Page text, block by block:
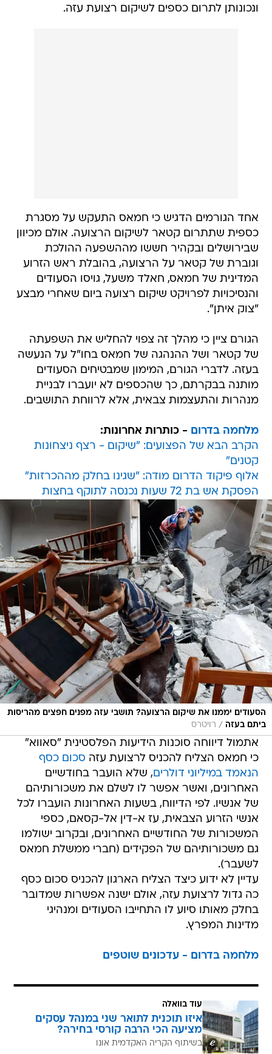
ונכונותן לתרום כספים לשיקום רצועת עזה.
אחד הגורמים הדגיש כי חמאס התעקש על מסגרת
כספית שתתרום קטאר לשיקום הרצועה. אולם מכיוון
שבירושלים ובקהיר חששו מההשפעה ההולכת
וגוברת של קטאר על הרצועה, בהובלת ראש הזרוע
המדינית של חמאס, חאלד משעל, גויסו הסעודים
והנסיכויות לפרויקט שיקום רצועה ביום שאחרי מבצע
"צוק איתן".
הגורם ציין כי מהלך זה צפוי להחליש את השפעתה
של קטאר ושל ההנהגה של חמאס בחו"ל על הנעשה
בעזה. לדברי הגורם, המימון שמבטיחים הסעודים
מותנה בבקרתם, כך שהכספים לא יועברו לבניית
מנהרות והתעצמות צבאית, אלא לרווחת התושבים.
מלחמה בדרום - כותרות אחרונות:
הקרב הבא של הפצועים: "שיקום - רצף ניצחונות
קטנים"
אלוף פיקוד הדרום מודה: "שגינו בחלק מההכרזות"
הפסקת אש בת 72 שעות נכנסה לתוקף בחצות
הסעודים יממנו את שיקום הרצועה? תושבי עזה מפנים חפצים מהריסות
ביתם בעזה / רויטרס
אתמול דיווחה סוכנות הידיעות הפלסטינית "סאווא"
כי חמאס הצליח להכניס לרצועת עזה סכום כסף
הנאמד במיליוני דולרים, שלא הועבר בחודשיים
האחרונים, ואשר אפשר לו לשלם את משכורותיהם
של אנשיו. לפי הדיווח, בשעות האחרונות הועברו לכל
אנשי הזרוע הצבאית, עז א-דין אל-קסאם, כספי
המשכורות של החודשיים האחרונים, ובקרוב ישולמו
גם משכורותיהם של הפקידים (חברי ממשלת חמאס
לשעבר).
עדיין לא ידוע כיצד הצליח הארגון להכניס סכום כסף
כה גדול לרצועת עזה, אולם ישנה אפשרות שמדובר
בחלק מאותו סיוע לו התחייבו הסעודים ומנהיגי
מדינות המפרץ.
מלחמה בדרום - עדכונים שוטפים
עוד בוואלה
איזו תוכנית לתואר שני במנהל עסקים
מציעה הכי הרבה קורסי בחירה?
בשיתוף הקריה האקדמית אונו